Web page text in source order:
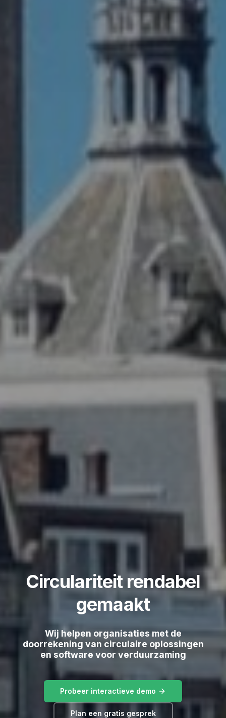
Circulariteit rendabel
gemaakt
Wij helpen organisaties met de
doorrekening van circulaire oplossingen
en software voor verduurzaming
Probeer interactieve demo
Plan een gratis gesprek